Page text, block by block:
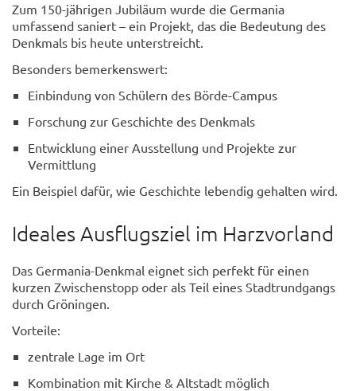
Zum 150-jährigen Jubiläum wurde die Germania
umfassend saniert – ein Projekt, das die Bedeutung des
Denkmals bis heute unterstreicht.
Besonders bemerkenswert:
Einbindung von Schülern des Börde-Campus
Forschung zur Geschichte des Denkmals
Entwicklung einer Ausstellung und Projekte zur
Vermittlung
Ein Beispiel dafür, wie Geschichte lebendig gehalten wird.
Ideales Ausflugsziel im Harzvorland
Das Germania-Denkmal eignet sich perfekt für einen
kurzen Zwischenstopp oder als Teil eines Stadtrundgangs
durch Gröningen.
Vorteile:
zentrale Lage im Ort
Kombination mit Kirche & Altstadt möglich